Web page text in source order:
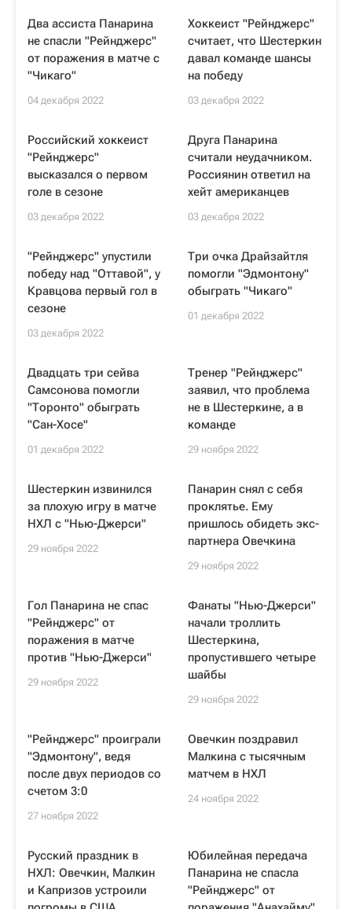
Два ассиста Панарина
не спасли "Рейнджерс"
от поражения в матче с
"Чикаго"
04 декабря 2022
Хоккеист "Рейнджерс"
считает, что Шестеркин
давал команде шансы
на победу
03 декабря 2022
Российский хоккеист
"Рейнджерс"
высказался о первом
голе в сезоне
03 декабря 2022
Друга Панарина
считали неудачником.
Россиянин ответил на
хейт американцев
03 декабря 2022
"Рейнджерс" упустили
победу над "Оттавой", у
Кравцова первый гол в
сезоне
03 декабря 2022
Три очка Драйзайтля
помогли "Эдмонтону"
обыграть "Чикаго"
01 декабря 2022
Двадцать три сейва
Самсонова помогли
"Торонто" обыграть
"Сан-Хосе"
01 декабря 2022
Тренер "Рейнджерс"
заявил, что проблема
не в Шестеркине, а в
команде
29 ноября 2022
Шестеркин извинился
за плохую игру в матче
НХЛ с "Нью-Джерси"
29 ноября 2022
Панарин снял с себя
проклятье. Ему
пришлось обидеть экс-
партнера Овечкина
29 ноября 2022
Гол Панарина не спас
"Рейнджерс" от
поражения в матче
против "Нью-Джерси"
29 ноября 2022
Фанаты "Нью-Джерси"
начали троллить
Шестеркина,
пропустившего четыре
шайбы
29 ноября 2022
"Рейнджерс" проиграли
"Эдмонтону", ведя
после двух периодов со
счетом 3:0
27 ноября 2022
Овечкин поздравил
Малкина с тысячным
матчем в НХЛ
24 ноября 2022
Русский праздник в
НХЛ: Овечкин, Малкин
и Капризов устроили
Юбилейная передача
Панарина не спасла
"Рейнджерс" от